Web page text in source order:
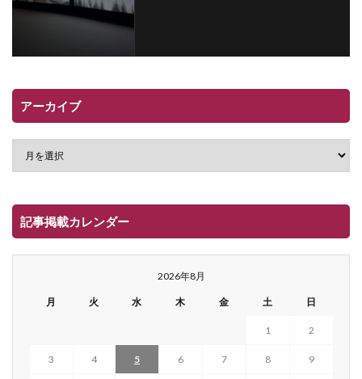
アーカイブ
記事掲載カレンダー
2026年8月
月 火 水 木 金 土 日
1 2
3 4 5 6 7 8 9